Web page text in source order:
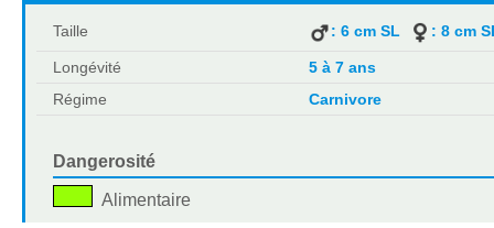
Taille : 6 cm SL : 8 cm
Longévité
5 à 7 ans
Régime
Carnivore
Dangerosité
Alimentaire